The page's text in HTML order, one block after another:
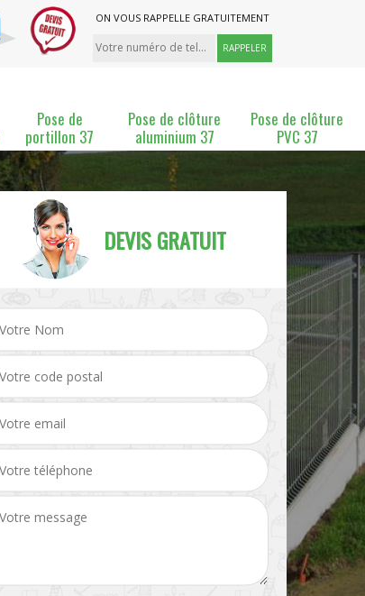
ON VOUS RAPPELLE GRATUITEMENT
Pose de
portillon 37
Pose de clôture
aluminium 37
Pose de clôture
PVC 37
Pose de grillage 37
DEVIS GRATUIT